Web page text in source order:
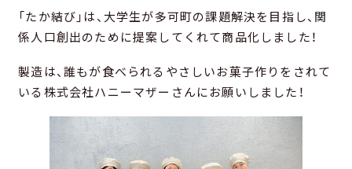
「たか結び」は、大学生が多可町の課題解決を目指し、関
係人口創出のために提案してくれて商品化しました！
製造は、誰もが食べられるやさしいお菓子作りをされて
いる株式会社ハニーマザーさんにお願いしました！